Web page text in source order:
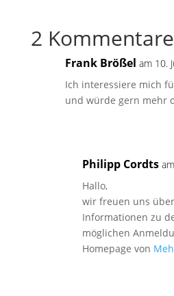
2 Kommentare
Frank Brößel am 10.
Ich interessiere mich
und würde gern mehr
Philipp Cordts
Hallo,
wir freuen uns
Informationen zu
möglichen
Homepage von